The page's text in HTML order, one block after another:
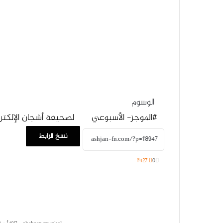
الوسوم
#الموجز- الأسبوعي
لصحيفة أشجان
نسخ الرابط
0